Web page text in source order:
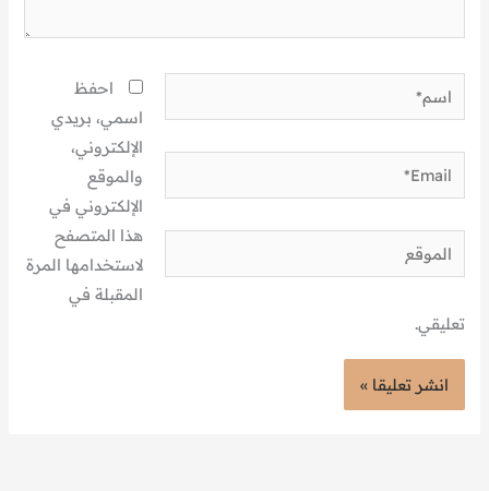
اسم*
Email*
الموقع
احفظ
اسمي، بريدي
الإلكتروني،
والموقع
الإلكتروني في
هذا المتصفح
لاستخدامها المرة
المقبلة في
تعليقي.